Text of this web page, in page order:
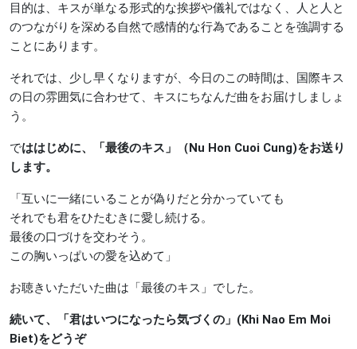
目的は、キスが単なる形式的な挨拶や儀礼ではなく、人と人と
のつながりを深める自然で感情的な行為であることを強調する
ことにあります。
それでは、少し早くなりますが、今日のこの時間は、国際キス
の日の雰囲気に合わせて、キスにちなんだ曲をお届けしましょ
う。
でははじめに、「最後のキス」（Nu Hon Cuoi Cung)をお送り
します。
「互いに一緒にいることが偽りだと分かっていても
それでも君をひたむきに愛し続ける。
最後の口づけを交わそう。
この胸いっぱいの愛を込めて」
お聴きいただいた曲は「最後のキス」でした。
続いて、「君はいつになったら気づくの」(Khi Nao Em Moi
Biet)をどうぞ